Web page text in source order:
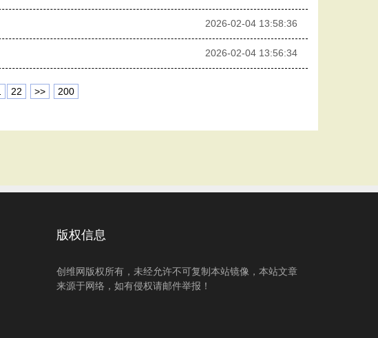
2026-02-04 13:58:36
2026-02-04 13:56:34
22 >> 200
版权信息
创维网版权所有，未经允许不可复制本站镜像，本站文章
来源于网络，如有侵权请邮件举报！